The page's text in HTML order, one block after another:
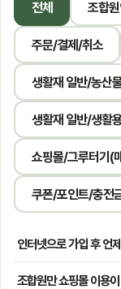
전체 조합
주문/결제/취소
생활재 일반/농산
생활재 일반/생활
쇼핑몰/그루터기(
쿠폰/포인트/충전
인터넷으로 가입 후 언
조합원만 쇼핑몰 이용